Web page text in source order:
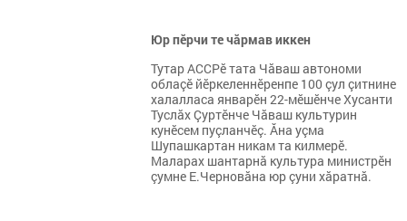
Юр пӗрчи те чăрмав иккен
Тутар АССРӗ тата Чăваш автономи
облаçӗ йӗркеленнӗренпе 100 çул çитнине
халалласа январӗн 22-мӗшӗнче Хусанти
Туслăх Çуртӗнче Чăваш культурин
кунӗсем пуçланчӗç. Ăна уçма
Шупашкартан никам та килмерӗ.
Маларах шантарнă культура министрӗн
çумне Е.Черновăна юр çуни хăратнă.